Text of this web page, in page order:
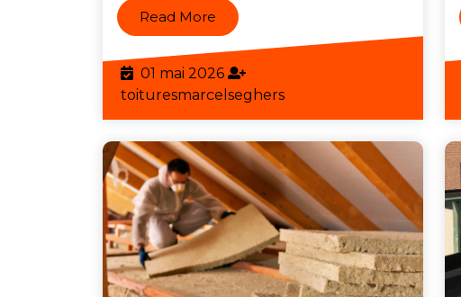
conseils
Read More Read
More
01 mai 202601
mai
2026
toituresmarcelsegherstoituresmarcelseghers